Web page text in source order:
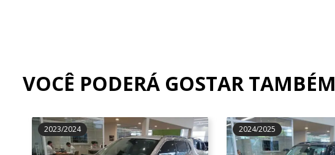
VOCÊ PODERÁ GOSTAR TAMBÉM
2023/2024 2024/2025